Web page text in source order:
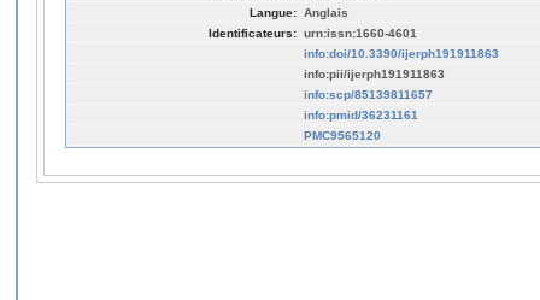
Langue: Anglais
Identificateurs: urn:issn:1660-4601
info:doi/10.3390/ijerph191911863
info:pii/ijerph191911863
info:scp/85139811657
info:pmid/36231161
PMC9565120